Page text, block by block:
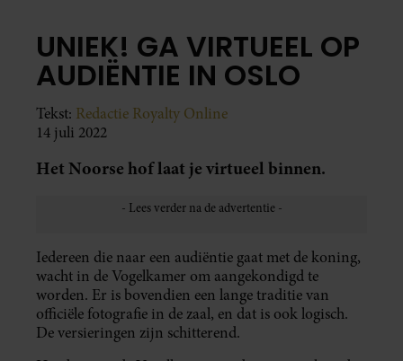
UNIEK! GA VIRTUEEL OP
AUDIËNTIE IN OSLO
Tekst: Redactie Royalty Online
14 juli 2022
Het Noorse hof laat je virtueel binnen.
Iedereen die naar een audiëntie gaat met de koning,
wacht in de Vogelkamer om aangekondigd te
worden. Er is bovendien een lange traditie van
officiële fotografie in de zaal, en dat is ook logisch.
De versieringen zijn schitterend.